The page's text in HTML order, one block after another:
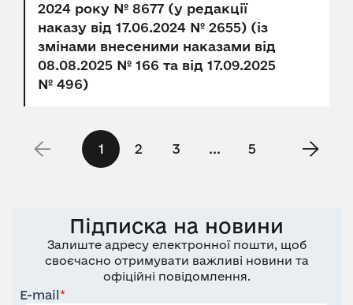
2024 року № 8677 (у редакції
наказу від 17.06.2024 № 2655) (із
змінами внесеними наказами від
08.08.2025 № 166 та від 17.09.2025
№ 496)
1 2 3 ... 5
Підписка на новини
Залиште адресу електронної пошти, щоб
своєчасно отримувати важливі новини та
офіційні повідомлення.
E-mail*